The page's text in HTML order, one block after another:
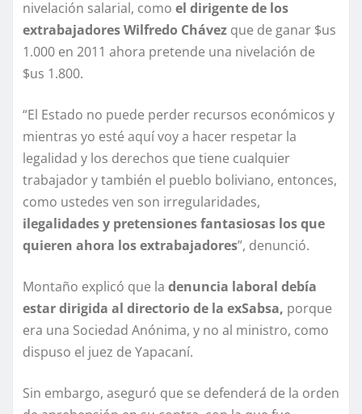
nivelación salarial, como el dirigente de los
extrabajadores Wilfredo Chávez que de ganar $us
1.000 en 2011 ahora pretende una nivelación de
$us 1.800.
“El Estado no puede perder recursos económicos y
mientras yo esté aquí voy a hacer respetar la
legalidad y los derechos que tiene cualquier
trabajador y también el pueblo boliviano, entonces,
como ustedes ven son irregularidades,
ilegalidades y pretensiones fantasiosas los que
quieren ahora los extrabajadores”, denunció.
Montaño explicó que la denuncia laboral debía
estar dirigida al directorio de la exSabsa, porque
era una Sociedad Anónima, y no al ministro, como
dispuso el juez de Yapacaní.
Sin embargo, aseguró que se defenderá de la orden